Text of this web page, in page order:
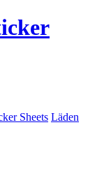
Sheets Läden